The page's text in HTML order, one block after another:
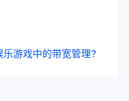
游戏中的带宽管理?